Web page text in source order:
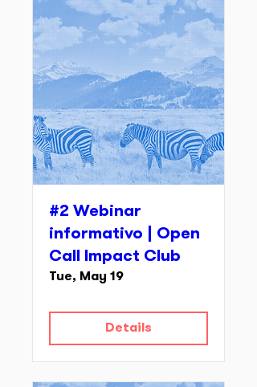
#2 Webinar
informativo | Open
Call Impact Club
Tue, May 19
Details